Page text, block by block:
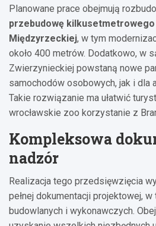
Planowane prace obejmują
przebudowę
Międzyrzeckiej, w tym
około 400 metrów. Dodatkowo, w
Zwierzynieckiej powstaną nowe
samochodów osobowych, jak i dla
Takie rozwiązanie ma ułatwić
wrocławskie zoo korzystanie z
Kompleksowa
nadzór
Realizacja tego przedsięwzięcia
pełnej dokumentacji projektowej,
budowlanych i wykonawczych.